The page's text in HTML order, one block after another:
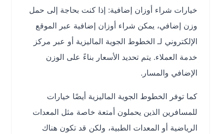
خيارات شراء أوزان إضافية: إذا كنت بحاجة إلى حمل
وزن إضافي، يمكن شراء أوزان إضافية عبر الموقع
الإلكتروني لـ الخطوط الجوية الماليزية أو عبر مركز
خدمة العملاء. يتم تحديد الأسعار بناءً على الوزن
الإضافي والمسار.
كما توفر الخطوط الجوية الماليزية أيضًا خيارات
للمسافرين الذين يحملون أمتعة خاصة مثل المعدات
الرياضية أو المعدات الطبية، ولكن قد تكون هناك